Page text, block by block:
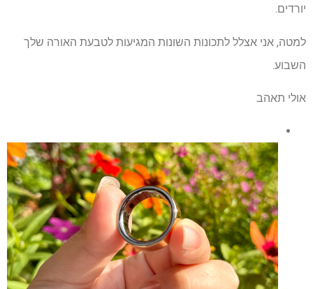
יורדים.
למטה, אני אצלל לתכונות השונות המגיעות לטבעת האורה שלך
השבוע.
אולי תאהב